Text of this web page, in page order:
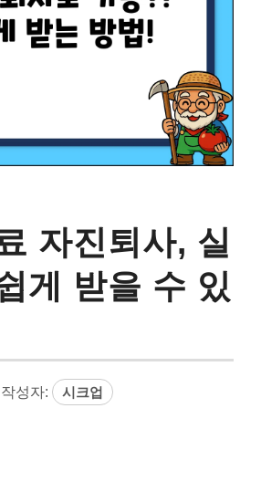
자진퇴사, 실
게 받을 수 있
작성자: 시크업